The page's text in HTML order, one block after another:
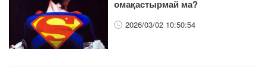
омақастырмай ма?
2026/03/02 10:50:54